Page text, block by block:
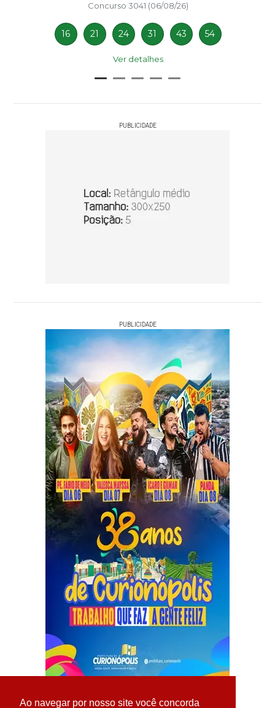
Ao navegar por nosso site você concorda
Concurso 3041 (06/08/26)
16 21 24 31 43 54
Ver detalhes
PUBLICIDADE
PUBLICIDADE